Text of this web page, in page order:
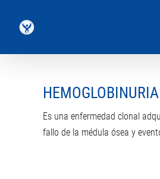
Es una enfermedad clonal
fallo de la médula ósea y